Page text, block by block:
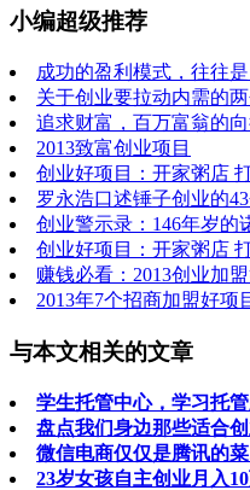
小编超级推荐
成功的盈利模式，往往
关于创业要拉动内需的
追求财富，百万富翁的
2013致富创业项目
创业好项目：开家粥店
罗永浩口述锤子创业的
创业警示录：146年岁的
创业好项目：开家粥店
赚钱必看：2013创业加
2013年7个招商加盟好项
与本文相关的文章
学生托管中心，学习托
盘点我们身边那些适合
微信电商仅仅是腾讯的菜
23岁女孩自主创业月入